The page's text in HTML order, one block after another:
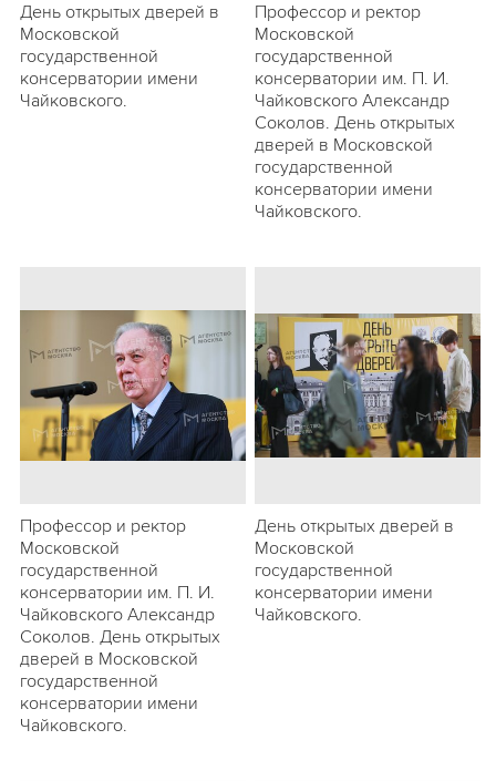
День открытых дверей в
Московской
государственной
консерватории имени
Чайковского.
Профессор и ректор
Московской
государственной
консерватории им. П. И.
Чайковского Александр
Соколов. День открытых
дверей в Московской
государственной
консерватории имени
Чайковского.
Профессор и ректор
Московской
государственной
консерватории им. П. И.
Чайковского Александр
Соколов. День открытых
дверей в Московской
государственной
консерватории имени
Чайковского.
День открытых дверей в
Московской
государственной
консерватории имени
Чайковского.